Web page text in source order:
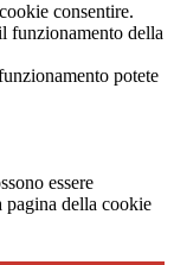
consentire.
funzionamento della
potete
essere
pagina della cookie